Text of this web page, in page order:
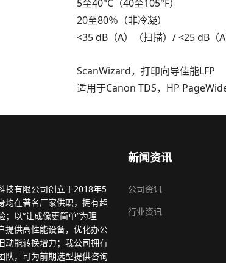
5至40°C（40至105°F）
20至80％（非冷凝）
<35 dB（A）（扫描）/ <25 dB（A
ScanWizard，打印向导佳能LFP
适用于Canon TDS，HP
技有限公司创立于2018年5
均在著名厂家供职，拥有超
；以“让成像更简单”为理
提供高性能设备，优化办公
动能转换增力；我公司拥有
队，可为前期选型提供咨询
新闻资讯
公司资讯
行业资讯